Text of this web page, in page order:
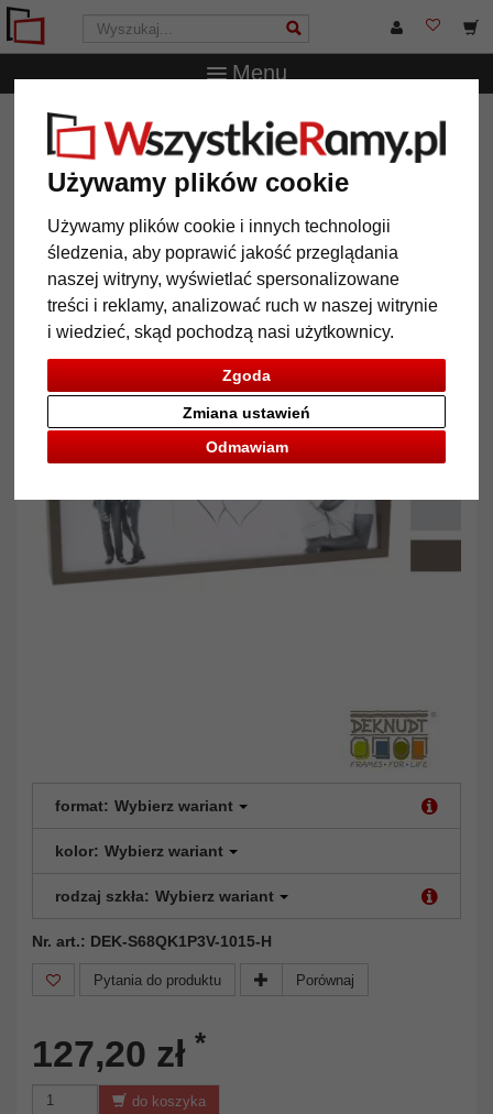
Używamy plików cookie
Używamy plików cookie i innych technologii
śledzenia, aby poprawić jakość przeglądania
naszej witryny, wyświetlać spersonalizowane
treści i reklamy, analizować ruch w naszej witrynie
i wiedzieć, skąd pochodzą nasi użytkownicy.
Zgoda
Odmawiam
Zmiana ustawień
Menu
WszystkieRamy.pl Deknudt
Ramka na 3 zdjęcia
z ukośną ścianą tylną
Ramka na 3 zdjęcia z ukośną
ścianą tylną
format: Wybierz wariant
kolor: Wybierz wariant
rodzaj szkła: Wybierz wariant
Nr. art.: DEK-S68QK1P3V-1015-H
Pytania do produktu Porównaj
127,20 zł *
do koszyka